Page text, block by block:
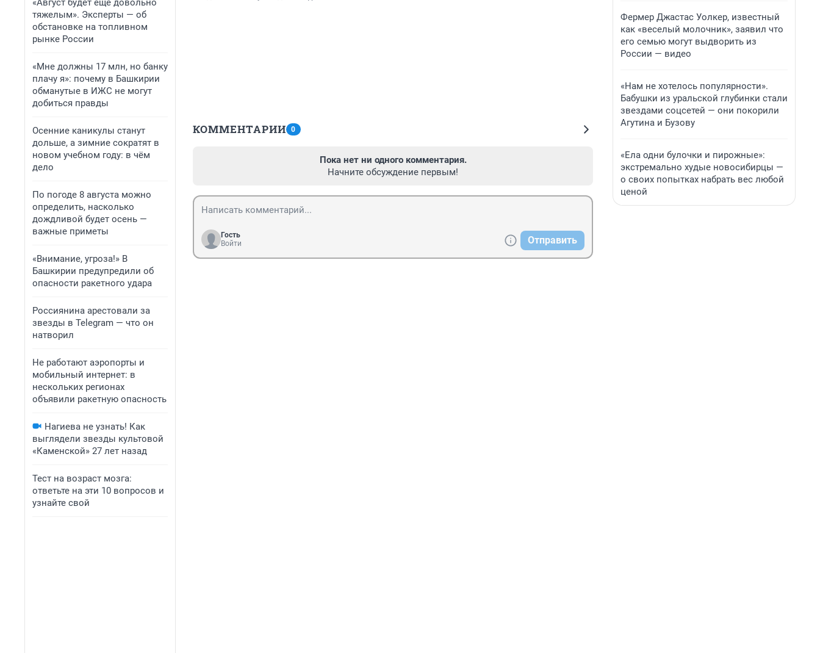
«Август будет еще довольно
тяжелым». Эксперты — об
обстановке на топливном
рынке России
«Мне должны 17 млн, но банку
плачу я»: почему в Башкирии
обманутые в ИЖС не могут
добиться правды
Осенние каникулы станут
дольше, а зимние сократят в
новом учебном году: в чём
дело
По погоде 8 августа можно
определить, насколько
дождливой будет осень —
важные приметы
«Внимание, угроза!» В
Башкирии предупредили об
опасности ракетного удара
Россиянина арестовали за
звезды в Telegram — что он
натворил
Не работают аэропорты и
мобильный интернет: в
нескольких регионах
объявили ракетную опасность
Нагиева не узнать! Как
выглядели звезды культовой
«Каменской» 27 лет назад
Тест на возраст мозга:
ответьте на эти 10 вопросов и
узнайте свой
КОММЕНТАРИИ 0
Пока нет ни одного комментария.
Начните обсуждение первым!
Гость
Войти
Отправить
Фермер Джастас Уолкер, известный
как «веселый молочник», заявил что
его семью могут выдворить из
России — видео
«Нам не хотелось популярности».
Бабушки из уральской глубинки стали
звездами соцсетей — они покорили
Агутина и Бузову
«Ела одни булочки и пирожные»:
экстремально худые новосибирцы —
о своих попытках набрать вес любой
ценой